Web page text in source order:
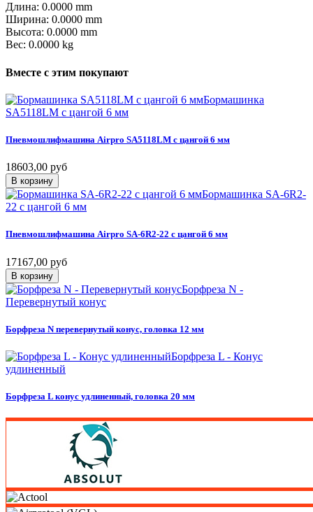
Длина: 0.0000 mm
Ширина: 0.0000 mm
Высота: 0.0000 mm
Вес: 0.0000 kg
Вместе с этим покупают
Бормашинка
SA5118LM с цангой 6 мм
Пневмошлифмашина Airpro SA5118LM с цангой 6 мм
18603,00 руб
В корзину
Бормашинка SA-6R2-
22 с цангой 6 мм
Пневмошлифмашина Airpro SA-6R2-22 с цангой 6 мм
17167,00 руб
В корзину
Борфреза N -
Перевернутый конус
Борфреза N перевернутый конус, головка 12 мм
Борфреза L - Конус
удлиненный
Борфреза L конус удлиненный, головка 20 мм